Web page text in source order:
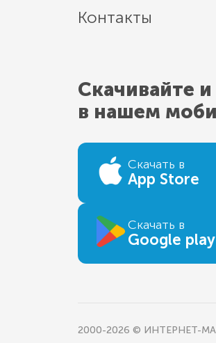
Контакты
Скачивайте
в нашем
Скачать в
App Store
Скачать в
Google
2000-2026 © ИНТЕРНЕТ-